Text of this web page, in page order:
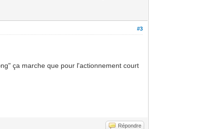
#3
ça marche que pour l'actionnement court
Répondre